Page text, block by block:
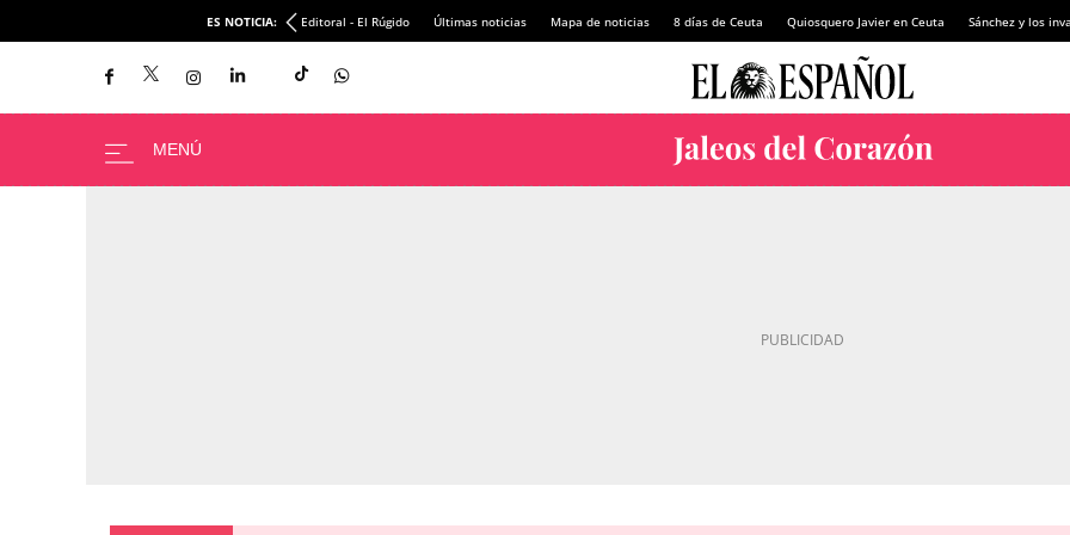
ES NOTICIA: Editoral - El Rúgido Últimas noticias Mapa de noticias 8 días de Ceuta Quiosquero Javier en Ceuta Sánchez y los